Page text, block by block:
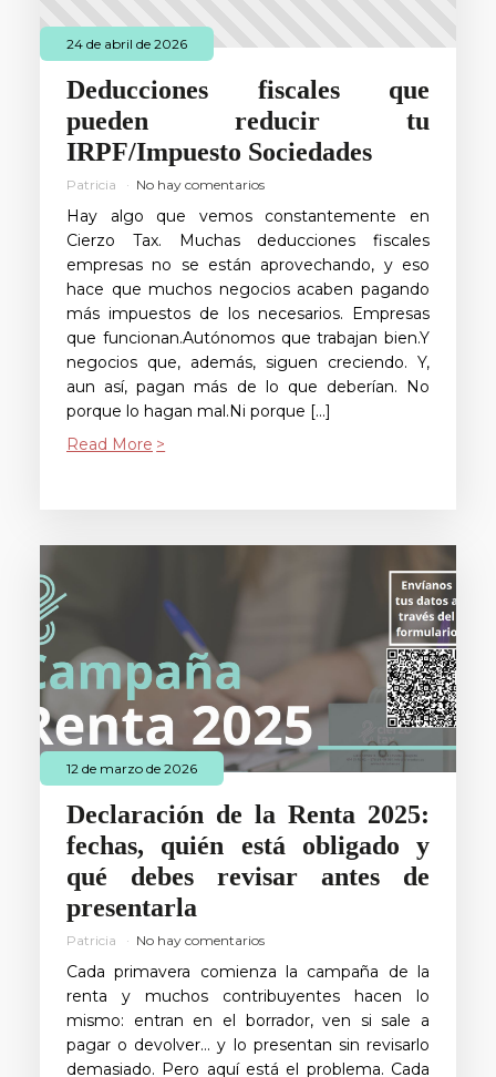
24 de abril de 2026
Deducciones fiscales que
pueden reducir tu
IRPF/Impuesto Sociedades
Patricia No hay comentarios
Hay algo que vemos constantemente en
Cierzo Tax. Muchas deducciones fiscales
empresas no se están aprovechando, y eso
hace que muchos negocios acaben pagando
más impuestos de los necesarios. Empresas
que funcionan.Autónomos que trabajan bien.Y
negocios que, además, siguen creciendo. Y,
aun así, pagan más de lo que deberían. No
porque lo hagan mal.Ni porque […]
Read More
12 de marzo de 2026
Declaración de la Renta 2025:
fechas, quién está obligado y
qué debes revisar antes de
presentarla
Patricia No hay comentarios
Cada primavera comienza la campaña de la
renta y muchos contribuyentes hacen lo
mismo: entran en el borrador, ven si sale a
pagar o devolver… y lo presentan sin revisarlo
demasiado. Pero aquí está el problema. Cada